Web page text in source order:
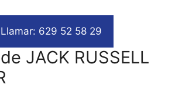
Llamar: 629 52 58 29
JACK RUSSELL